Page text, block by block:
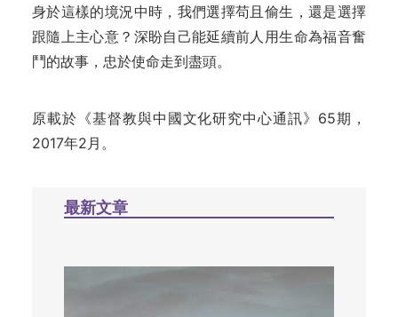
身於這樣的境況中時，我們選擇苟且偷生，還是選擇
跟隨上主心意？深盼自己能延續前人用生命為福音奮
鬥的故事，忠於使命走到盡頭。
原載於《基督教與中國文化研究中心通訊》65期，
2017年2月。
最新文章